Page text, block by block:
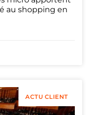
au shopping en
ACTU CLIENT